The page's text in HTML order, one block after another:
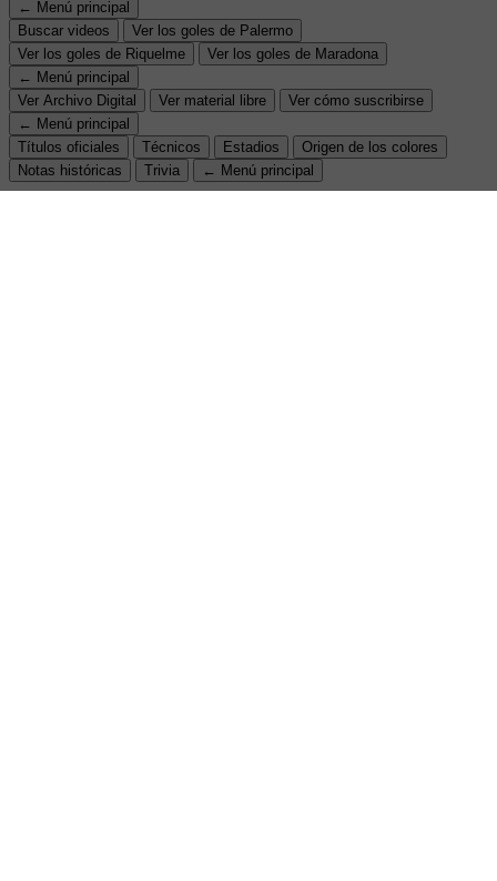
← Menú principal
Buscar videos
Ver los goles de Palermo
Ver los goles de Riquelme
Ver los goles de Maradona
← Menú principal
Ver Archivo Digital
Ver material libre
Ver cómo suscribirse
← Menú principal
Títulos oficiales
Técnicos Estadios
Origen de los colores
Notas históricas
Trivia ← Menú principal